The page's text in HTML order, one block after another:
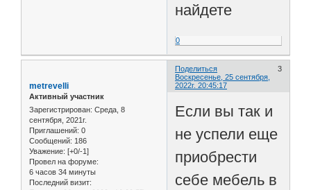
найдете
0
Поделиться
3
Воскресенье, 25 сентября,
2022г. 20:45:17
metrevelli
Активный участник
Зарегистрирован: Среда, 8
сентября, 2021г.
Приглашений: 0
Сообщений: 186
Уважение: [+0/-1]
Провел на форуме:
6 часов 34 минуты
Последний визит:
Если вы так и
не успели еще
приобрести
себе мебель в